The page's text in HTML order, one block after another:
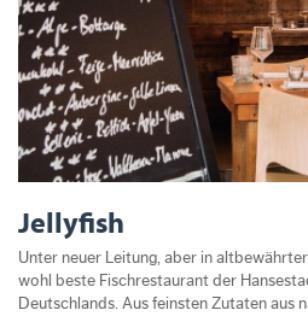
Jellyfish
Unter neuer Leitung, aber in
wohl beste Fischrestaurant der
Deutschlands. Aus feinsten Zutaten aus